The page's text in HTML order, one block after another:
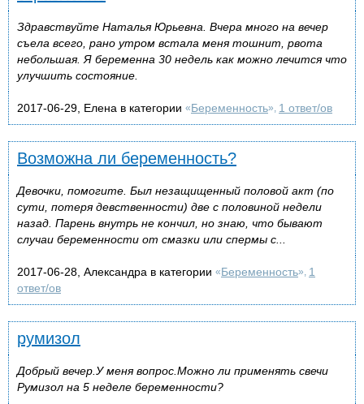
Здравствуйте Наталья Юрьевна. Вчера много на вечер
съела всего, рано утром встала меня тошнит, рвота
небольшая. Я беременна 30 недель как можно лечится что
улучшить состояние.
2017-06-29, Елена в категории «Беременность», 1 ответ/ов
Возможна ли беременность?
Девочки, помогите. Был незащищенный половой акт (по
сути, потеря девственности) две с половиной недели
назад. Парень внутрь не кончил, но знаю, что бывают
случаи беременности от смазки или спермы с...
2017-06-28, Александра в категории «Беременность», 1
ответ/ов
румизол
Добрый вечер.У меня вопрос.Можно ли применять свечи
Румизол на 5 неделе беременности?